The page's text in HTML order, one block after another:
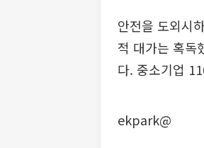
안전을 도외시
적 대가는 혹독
다. 중소기업
ekpark@